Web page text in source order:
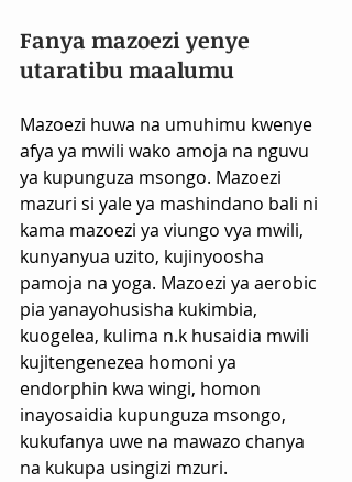
Fanya mazoezi yenye
utaratibu maalumu
Mazoezi huwa na umuhimu kwenye
afya ya mwili wako amoja na nguvu
ya kupunguza msongo. Mazoezi
mazuri si yale ya mashindano bali ni
kama mazoezi ya viungo vya mwili,
kunyanyua uzito, kujinyoosha
pamoja na yoga. Mazoezi ya aerobic
pia yanayohusisha kukimbia,
kuogelea, kulima n.k husaidia mwili
kujitengenezea homoni ya
endorphin kwa wingi, homon
inayosaidia kupunguza msongo,
kukufanya uwe na mawazo chanya
na kukupa usingizi mzuri.